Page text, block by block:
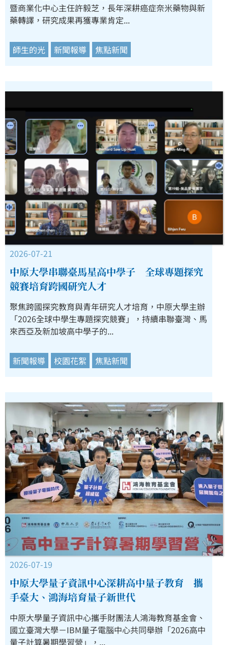
暨商業化中心主任許毅芝，長年深耕癌症奈米藥物與新
藥轉譯，研究成果再獲專業肯定...
師生的光 新聞報導 焦點新聞
2026-07-21
中原大學串聯臺馬星高中學子 全球專題探究
競賽培育跨國研究人才
聚焦跨國探究教育與青年研究人才培育，中原大學主辦
「2026全球中學生專題探究競賽」，持續串聯臺灣、馬
來西亞及新加坡高中學子的...
新聞報導 校園花絮 焦點新聞
2026-07-19
中原大學量子資訊中心深耕高中量子教育 攜
手臺大、鴻海培育量子新世代
中原大學量子資訊中心攜手財團法人鴻海教育基金會、
國立臺灣大學－IBM量子電腦中心共同舉辦「2026高中
量子計算暑期學習營」，...